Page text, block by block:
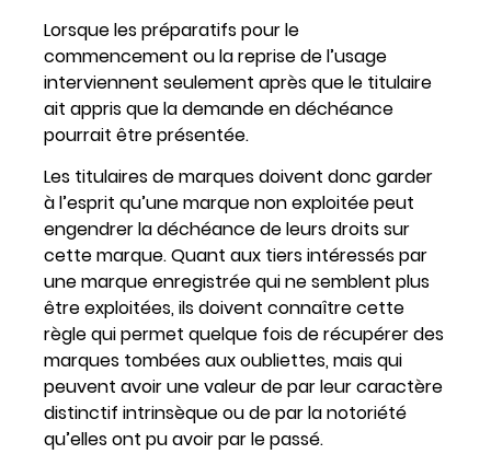
Lorsque les préparatifs pour le
commencement ou la reprise de l’usage
interviennent seulement après que le titulaire
ait appris que la demande en déchéance
pourrait être présentée.
Les titulaires de marques doivent donc garder
à l’esprit qu’une marque non exploitée peut
engendrer la déchéance de leurs droits sur
cette marque. Quant aux tiers intéressés par
une marque enregistrée qui ne semblent plus
être exploitées, ils doivent connaître cette
règle qui permet quelque fois de récupérer des
marques tombées aux oubliettes, mais qui
peuvent avoir une valeur de par leur caractère
distinctif intrinsèque ou de par la notoriété
qu’elles ont pu avoir par le passé.